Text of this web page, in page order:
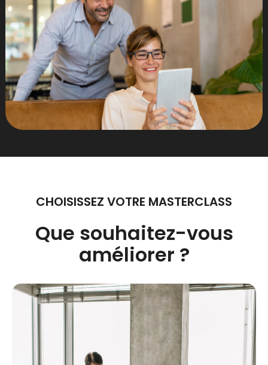
CHOISISSEZ VOTRE MASTERCLASS
Que souhaitez-vous
améliorer ?